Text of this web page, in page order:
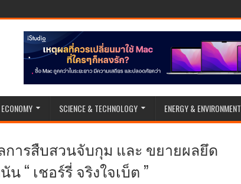
ECONOMY SCIENCE & TECHNOLOGY ENERGY & ENVIRONMENT
การสืบสวนจับกุม และ ขยายผลยึด
“ เชอร์รี่ จริงใจเบ็ต ”